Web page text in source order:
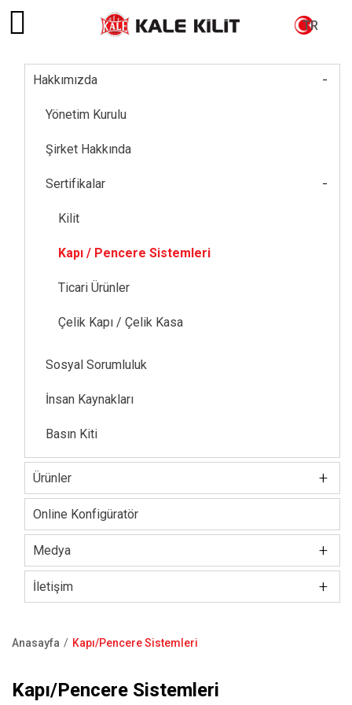
TR
Main
navigation
-
Hakkımızda
Yönetim Kurulu
Şirket Hakkında
-
Sertifikalar
Kilit
Kapı / Pencere Sistemleri
Ticari Ürünler
Çelik Kapı / Çelik Kasa
Sosyal Sorumluluk
İnsan Kaynakları
Basın Kiti
+
Ürünler
Kilit / Silindir
Kale Akıllı Kilitler
Elektronik Kilit Grubu
Kale Oda Kapısı
Çelik Kasa
Online Konfigüratör
+
Medya
Kurumsal Tanıtım Filmi
Blog
+
İletişim
Satış Noktaları
yolu
Anasayfa Kapı/Pencere Sistemleri
Kapı/Pencere Sistemleri